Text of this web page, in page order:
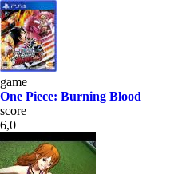
game
One Piece: Burning Blood
score
6,0